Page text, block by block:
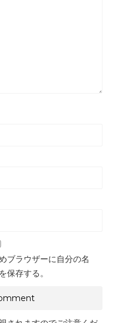
ブラウザーに自分の名
保存する。